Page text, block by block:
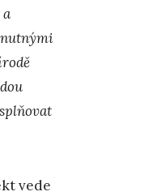
nutnými
vede